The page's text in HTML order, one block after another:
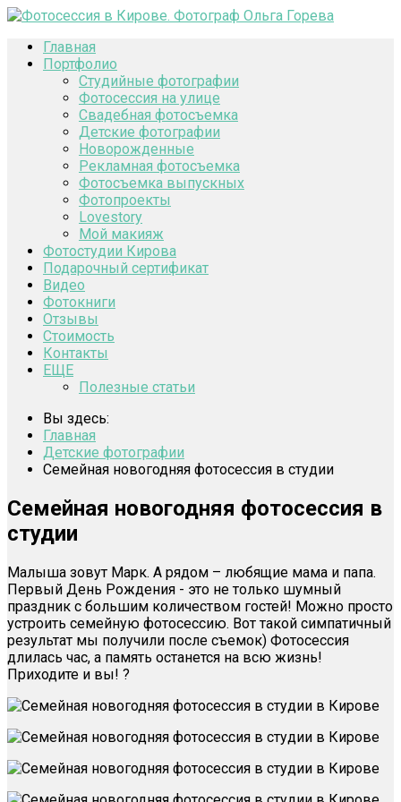
Главная
Портфолио
Студийные фотографии
Фотосессия на улице
Свадебная фотосъемка
Детские фотографии
Новорожденные
Рекламная фотосъемка
Фотосъемка выпускных
Фотопроекты
Lovestory
Мой макияж
Фотостудии Кирова
Подарочный сертификат
Видео
Фотокниги
Отзывы
Стоимость
Контакты
ЕЩЕ
Полезные статьи
Вы здесь:
Главная
Детские фотографии
Семейная новогодняя фотосессия в студии
Семейная новогодняя фотосессия в
студии
Малыша зовут Марк. А рядом – любящие мама и папа.
Первый День Рождения - это не только шумный
праздник с большим количеством гостей! Можно просто
устроить семейную фотосессию. Вот такой симпатичный
результат мы получили после съемок) Фотосессия
длилась час, а память останется на всю жизнь!
Приходите и вы! ?